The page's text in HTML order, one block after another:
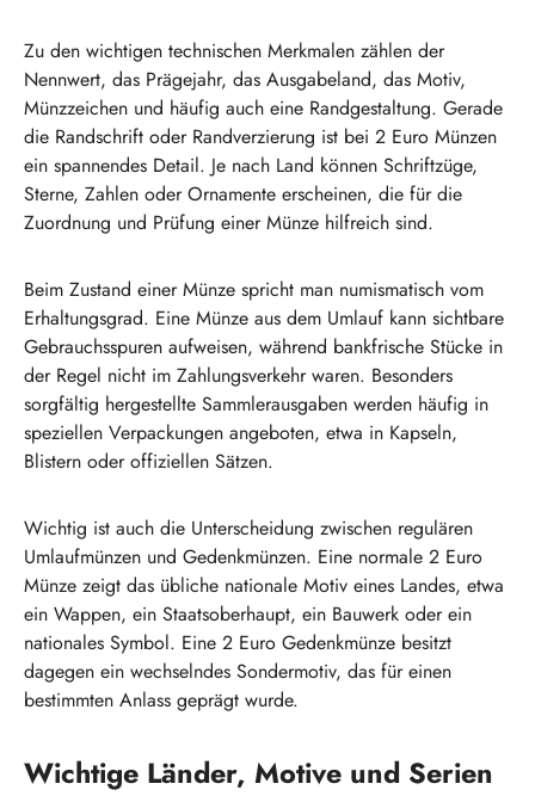
Zu den wichtigen technischen Merkmalen zählen der
Nennwert, das Prägejahr, das Ausgabeland, das Motiv,
Münzzeichen und häufig auch eine Randgestaltung. Gerade
die Randschrift oder Randverzierung ist bei 2 Euro Münzen
ein spannendes Detail. Je nach Land können Schriftzüge,
Sterne, Zahlen oder Ornamente erscheinen, die für die
Zuordnung und Prüfung einer Münze hilfreich sind.
Beim Zustand einer Münze spricht man numismatisch vom
Erhaltungsgrad. Eine Münze aus dem Umlauf kann sichtbare
Gebrauchsspuren aufweisen, während bankfrische Stücke in
der Regel nicht im Zahlungsverkehr waren. Besonders
sorgfältig hergestellte Sammlerausgaben werden häufig in
speziellen Verpackungen angeboten, etwa in Kapseln,
Blistern oder offiziellen Sätzen.
Wichtig ist auch die Unterscheidung zwischen regulären
Umlaufmünzen und Gedenkmünzen. Eine normale 2 Euro
Münze zeigt das übliche nationale Motiv eines Landes, etwa
ein Wappen, ein Staatsoberhaupt, ein Bauwerk oder ein
nationales Symbol. Eine 2 Euro Gedenkmünze besitzt
dagegen ein wechselndes Sondermotiv, das für einen
bestimmten Anlass geprägt wurde.
Wichtige Länder, Motive und Serien